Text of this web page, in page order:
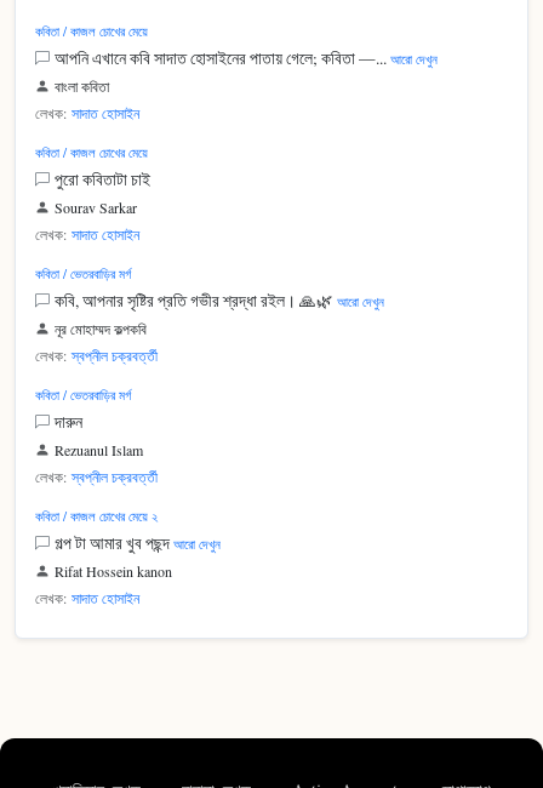
কবিতা / কাজল চোখের মেয়ে
আপনি এখানে কবি সাদাত হোসাইনের পাতায় গেলে; কবিতা —... আরো দেখুন
বাংলা কবিতা
লেখক: সাদাত হোসাইন
কবিতা / কাজল চোখের মেয়ে
পুরো কবিতাটা চাই
Sourav Sarkar
লেখক: সাদাত হোসাইন
কবিতা / ভেতরবাড়ির মর্গ
কবি, আপনার সৃষ্টির প্রতি গভীর শ্রদ্ধা রইল। 🙏🌿 আরো দেখুন
নূর মোহাম্মদ কল্পকবি
লেখক: স্বপ্নীল চক্রবর্ত্তী
কবিতা / ভেতরবাড়ির মর্গ
দারুন
Rezuanul Islam
লেখক: স্বপ্নীল চক্রবর্ত্তী
কবিতা / কাজল চোখের মেয়ে ২
গল্প টা আমার খুব পছন্দ আরো দেখুন
Rifat Hossein kanon
লেখক: সাদাত হোসাইন